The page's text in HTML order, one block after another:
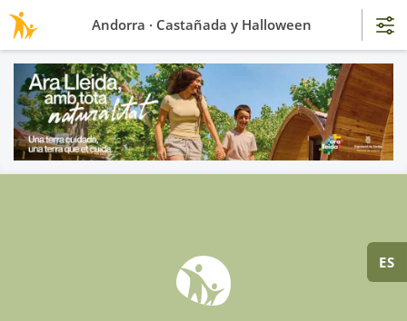
ES
Andorra · Castañada y Halloween